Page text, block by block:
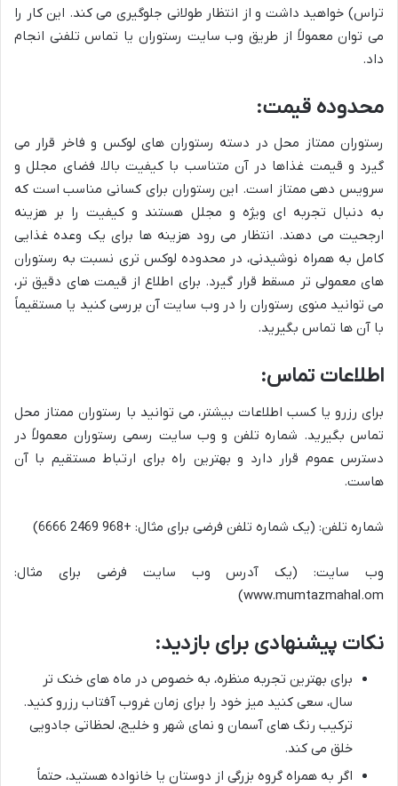
تراس) خواهید داشت و از انتظار طولانی جلوگیری می کند. این کار را
می توان معمولاً از طریق وب سایت رستوران یا تماس تلفنی انجام
داد.
محدوده قیمت:
رستوران ممتاز محل در دسته رستوران های لوکس و فاخر قرار می
گیرد و قیمت غذاها در آن متناسب با کیفیت بالا، فضای مجلل و
سرویس دهی ممتاز است. این رستوران برای کسانی مناسب است که
به دنبال تجربه ای ویژه و مجلل هستند و کیفیت را بر هزینه
ارجحیت می دهند. انتظار می رود هزینه ها برای یک وعده غذایی
کامل به همراه نوشیدنی، در محدوده لوکس تری نسبت به رستوران
های معمولی تر مسقط قرار گیرد. برای اطلاع از قیمت های دقیق تر،
می توانید منوی رستوران را در وب سایت آن بررسی کنید یا مستقیماً
با آن ها تماس بگیرید.
اطلاعات تماس:
برای رزرو یا کسب اطلاعات بیشتر، می توانید با رستوران ممتاز محل
تماس بگیرید. شماره تلفن و وب سایت رسمی رستوران معمولاً در
دسترس عموم قرار دارد و بهترین راه برای ارتباط مستقیم با آن
هاست.
شماره تلفن: (یک شماره تلفن فرضی برای مثال: +968 2469 6666)
وب سایت: (یک آدرس وب سایت فرضی برای مثال:
www.mumtazmahal.om)
نکات پیشنهادی برای بازدید:
برای بهترین تجربه منظره، به خصوص در ماه های خنک تر
سال، سعی کنید میز خود را برای زمان غروب آفتاب رزرو کنید.
ترکیب رنگ های آسمان و نمای شهر و خلیج، لحظاتی جادویی
خلق می کند.
اگر به همراه گروه بزرگی از دوستان یا خانواده هستید، حتماً